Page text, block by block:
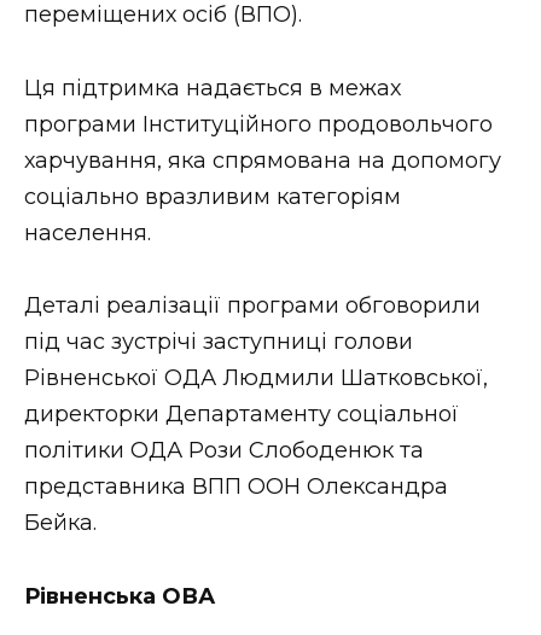
ФОТО
переміщених осіб (ВПО).
Ця підтримка надається в межах
програми Інституційного продовольчого
харчування, яка спрямована на допомогу
соціально вразливим категоріям
населення.
Деталі реалізації програми обговорили
під час зустрічі заступниці голови
Рівненської ОДА Людмили Шатковської,
директорки Департаменту соціальної
політики ОДА Рози Слободенюк та
представника ВПП ООН Олександра
Бейка.
Рівненська ОВА